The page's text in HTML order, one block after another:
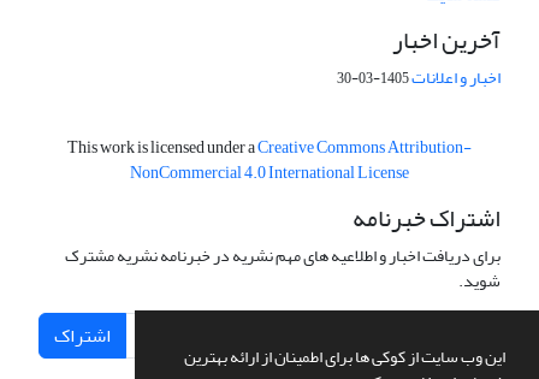
این وب سایت از کوکی ها برای اطمینان از ارائه بهترین
آخرین اخبار
اخبار و اعلانات1405-03-30
This work is licensed under aCreative Commons Attribution-
NonCommercial 4.0 International License
اشتراک خبرنامه
برای دریافت اخبار و اطلاعیه های مهم نشریه در خبرنامه نشریه مشترک
شوید.
اشتراک